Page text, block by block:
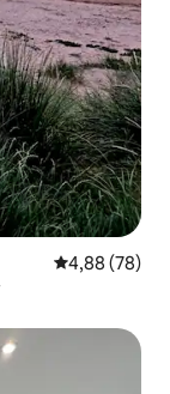
Évaluation
4,88 (78)